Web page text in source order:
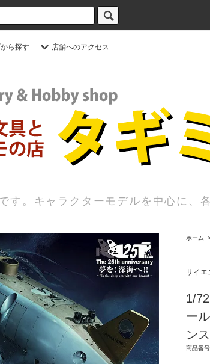
ら探す 店舗へのアクセス
す。キャラクターモデルを中心に、
ホーム
サイエ
1/
ー
ン
商品番